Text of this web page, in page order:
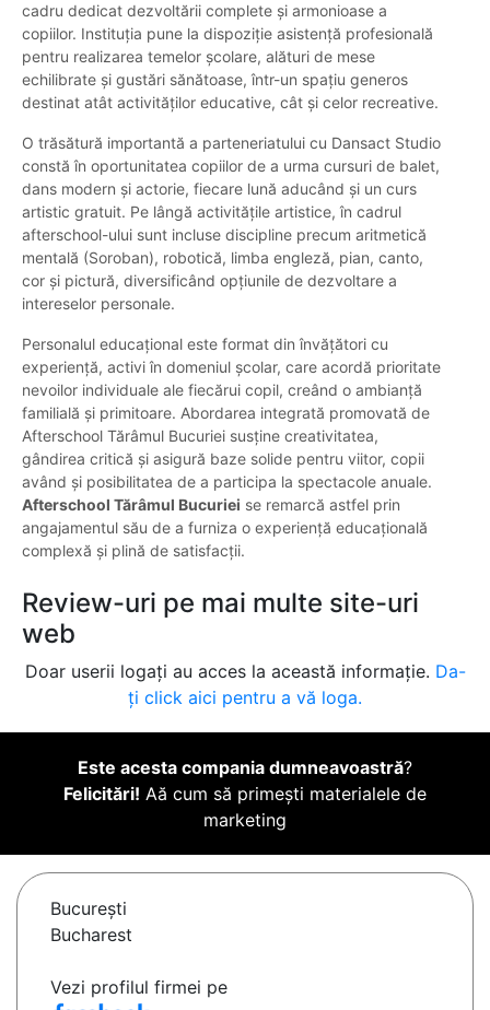
cadru dedicat dezvoltării complete și armonioase a
copiilor. Instituția pune la dispoziție asistență profesională
pentru realizarea temelor școlare, alături de mese
echilibrate și gustări sănătoase, într-un spațiu generos
destinat atât activităților educative, cât și celor recreative.
O trăsătură importantă a parteneriatului cu Dansact Studio
constă în oportunitatea copiilor de a urma cursuri de balet,
dans modern și actorie, fiecare lună aducând și un curs
artistic gratuit. Pe lângă activitățile artistice, în cadrul
afterschool-ului sunt incluse discipline precum aritmetică
mentală (Soroban), robotică, limba engleză, pian, canto,
cor și pictură, diversificând opțiunile de dezvoltare a
intereselor personale.
Personalul educațional este format din învățători cu
experiență, activi în domeniul școlar, care acordă prioritate
nevoilor individuale ale fiecărui copil, creând o ambianță
familială și primitoare. Abordarea integrată promovată de
Afterschool Tărâmul Bucuriei susține creativitatea,
gândirea critică și asigură baze solide pentru viitor, copii
având și posibilitatea de a participa la spectacole anuale.
Afterschool Tărâmul Bucuriei se remarcă astfel prin
angajamentul său de a furniza o experiență educațională
complexă și plină de satisfacții.
Review-uri pe mai multe site-uri
web
Doar userii logați au acces la această informație. Da-
ți click aici pentru a vă loga.
Este acesta compania dumneavoastră?
Felicitări! Aă cum să primești materialele de
marketing
Bucureşti
Bucharest
Vezi profilul firmei pe